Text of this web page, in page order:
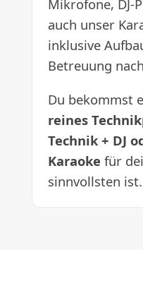
Mikrofone, DJ-
auch unser
inklusive
Betreuung
Du bekommst
reines
Technik + DJ
Karaoke für
sinnvollsten ist.